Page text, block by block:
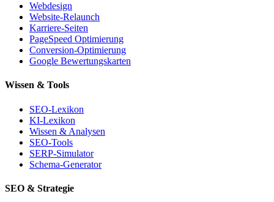
Webdesign
Website-Relaunch
Karriere-Seiten
PageSpeed Optimierung
Conversion-Optimierung
Google Bewertungskarten
Wissen & Tools
SEO-Lexikon
KI-Lexikon
Wissen & Analysen
SEO-Tools
SERP-Simulator
Schema-Generator
SEO & Strategie